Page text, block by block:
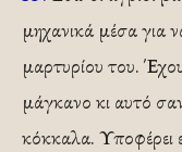
μηχανικά μέσα
μαρτυρίου του.
μάγκανο κι αυτό
κόκκαλα. Υποφέρει